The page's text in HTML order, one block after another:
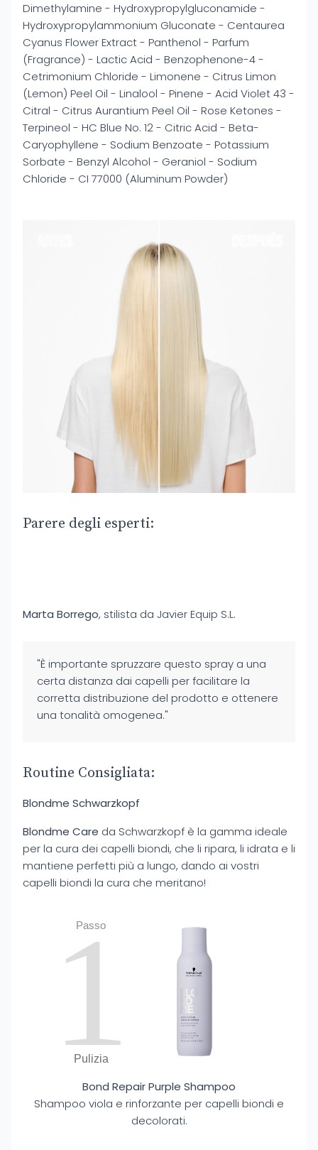
Dimethylamine - Hydroxypropylgluconamide -
Hydroxypropylammonium Gluconate - Centaurea
Cyanus Flower Extract - Panthenol - Parfum
(Fragrance) - Lactic Acid - Benzophenone-4 -
Cetrimonium Chloride - Limonene - Citrus Limon
(Lemon) Peel Oil - Linalool - Pinene - Acid Violet 43 -
Citral - Citrus Aurantium Peel Oil - Rose Ketones -
Terpineol - HC Blue No. 12 - Citric Acid - Beta-
Caryophyllene - Sodium Benzoate - Potassium
Sorbate - Benzyl Alcohol - Geraniol - Sodium
Chloride - CI 77000 (Aluminum Powder)
Parere degli esperti:
Marta Borrego, stilista da Javier Equip S.L.
"È importante spruzzare questo spray a una
certa distanza dai capelli per facilitare la
corretta distribuzione del prodotto e ottenere
una tonalità omogenea."
Routine Consigliata:
Blondme Schwarzkopf
Blondme Care da Schwarzkopf è la gamma ideale
per la cura dei capelli biondi, che li ripara, li idrata e li
mantiene perfetti più a lungo, dando ai vostri
capelli biondi la cura che meritano!
Passo
1
Pulizia
Bond Repair Purple Shampoo
Shampoo viola e rinforzante per capelli biondi e
decolorati.